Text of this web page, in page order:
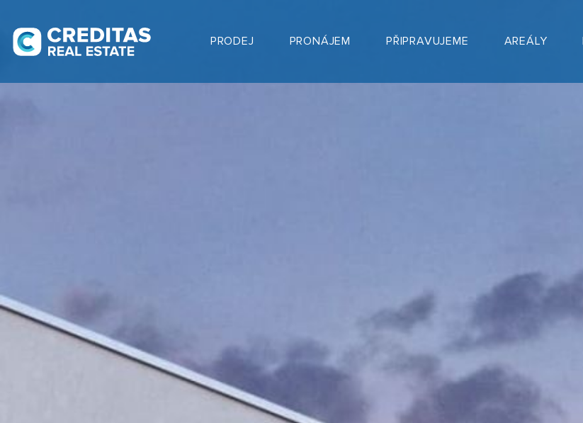
PRODEJ PRONÁJEM PŘIPRAVUJEME AREÁLY